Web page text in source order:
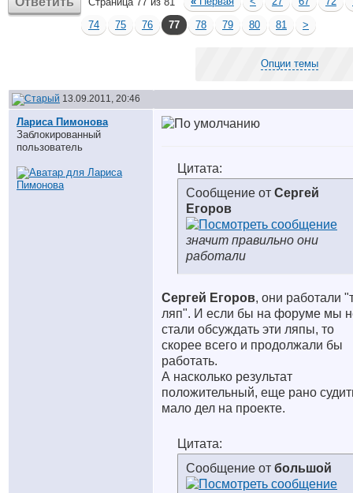
74
75 76 77 78 79 80 81 >
Опции темы
13.09.2011, 20:46
Лариса Пимонова
Заблокированный
пользователь
Цитата:
Сообщение от Сергей
Егоров
значит правильно они
работали
Сергей Егоров, они работали
ляп". И если бы на форуме мы
стали обсуждать эти ляпы, то
скорее всего и продолжали бы
работать.
А насколько результат
положительный, еще рано
мало дел на проекте.
Цитата:
Сообщение от большой